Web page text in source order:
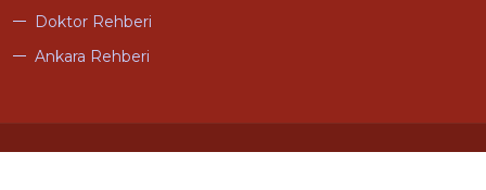
Doktor Rehberi
Ankara Rehberi